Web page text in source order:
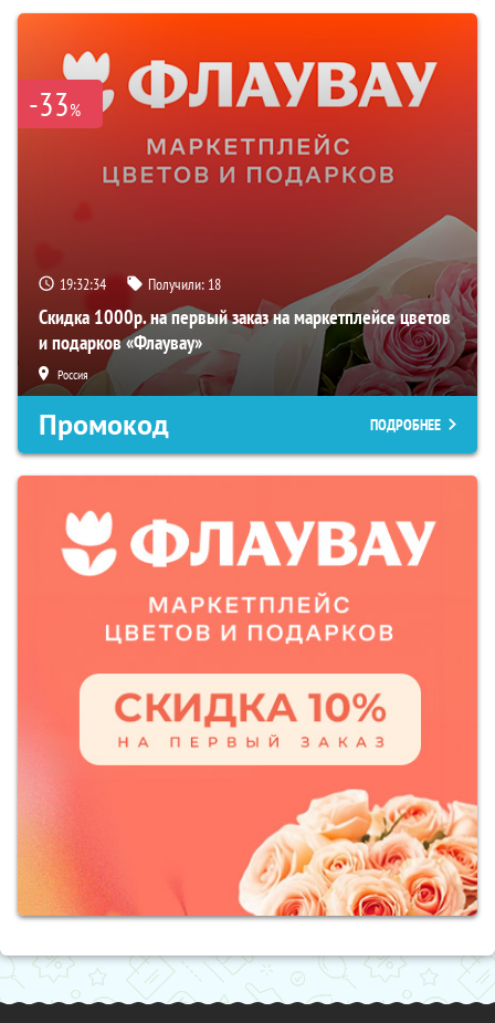
-33%
19:32:33 Получили: 18
Скидка 1000р. на первый заказ на маркетплейсе цветов
и подарков «Флаувау»
Россия
Промокод ПОДРОБНЕЕ